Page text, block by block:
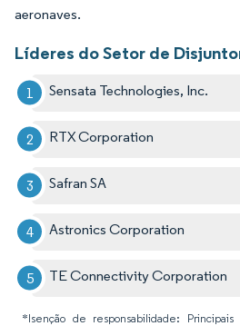
aeronaves.
Líderes do Setor de
Sensata Technologies, Inc.
RTX Corporation
Safran SA
Astronics Corporation
TE Connectivity Corporation
*Isenção de responsabilidade: Principais